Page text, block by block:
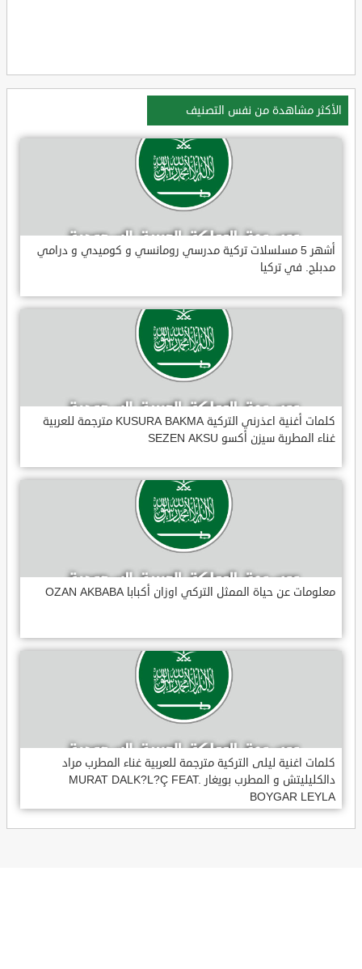
الأكثر مشاهدة من نفس التصنيف
أشهر 5 مسلسلات تركية مدرسي رومانسي و كوميدي و درامي
مدبلج. في تركيا
كلمات أغنية اعذرني التركية KUSURA BAKMA مترجمة للعربية
غناء المطربة سيزن أكسو SEZEN AKSU
معلومات عن حياة الممثل التركي اوزان أكبابا OZAN AKBABA
كلمات اغنية ليلى التركية مترجمة للعربية غناء المطرب مراد
دالكليليتش و المطرب بويغار MURAT DALK?L?Ç FEAT.
BOYGAR LEYLA